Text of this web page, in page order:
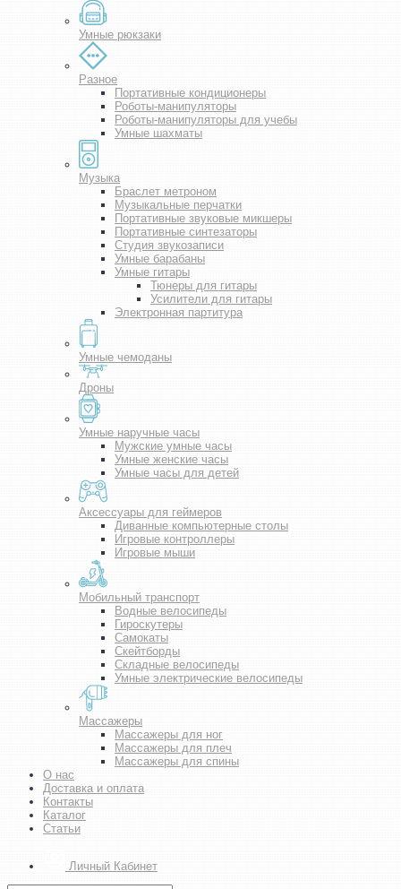
Умные рюкзаки
Разное
Портативные кондиционеры
Роботы-манипуляторы
Роботы-манипуляторы для учебы
Умные шахматы
Музыка
Браслет метроном
Музыкальные перчатки
Портативные звуковые микшеры
Портативные синтезаторы
Студия звукозаписи
Умные барабаны
Умные гитары
Тюнеры для гитары
Усилители для гитары
Электронная партитура
Умные чемоданы
Дроны
Умные наручные часы
Мужские умные часы
Умные женские часы
Умные часы для детей
Аксессуары для геймеров
Диванные компьютерные столы
Игровые контроллеры
Игровые мыши
Мобильный транспорт
Водные велосипеды
Гироскутеры
Самокаты
Скейтборды
Складные велосипеды
Умные электрические велосипеды
Массажеры
Массажеры для ног
Массажеры для плеч
Массажеры для спины
О нас
Доставка и оплата
Контакты
Каталог
Статьи
Личный Кабинет